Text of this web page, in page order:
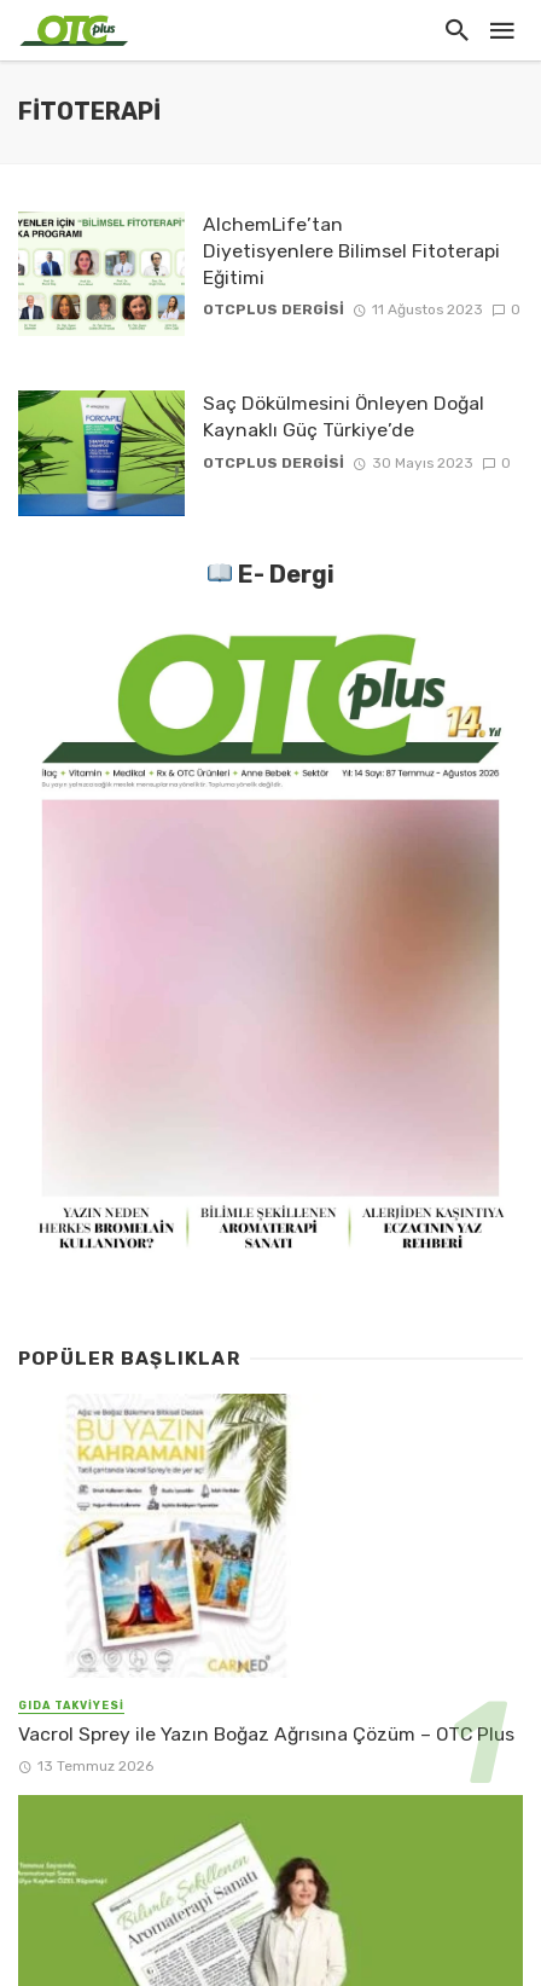
FİTOTERAPİ
AlchemLife’tan
Diyetisyenlere Bilimsel Fitoterapi
Eğitimi
OTCPLUS DERGİSİ 11 Ağustos 2023 0
Saç Dökülmesini Önleyen Doğal
Kaynaklı Güç Türkiye’de
OTCPLUS DERGİSİ 30 Mayıs 2023 0
E- Dergi
POPÜLER BAŞLIKLAR
GIDA TAKVİYESİ
Vacrol Sprey ile Yazın Boğaz Ağrısına Çözüm – OTC Plus
13 Temmuz 2026